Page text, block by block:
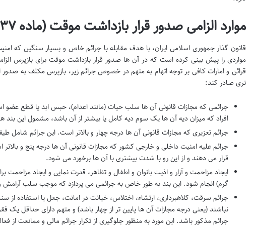
موارد الزامی صدور قرار بازداشت موقت (ماده ۲۳۷ ق.آ.د.ک)
قانون گذار جمهوری اسلامی ایران، با هدف مقابله با جرائم خاص و بسیار سنگین که
مواردی را پیش بینی کرده است که در آن ها صدور قرار بازداشت موقت برای بازپرس
قرائن و امارات کافی بر توجه اتهام به متهم در خصوص جرائم زیر، بازپرس مکلف به
تری صادر کند:
جرائمی که مجازات قانونی آن ها سلب حیات (مانند اعدام)، حبس ابد یا قطع
افراد که میزان دیه آن ها یک سوم دیه کامل یا بیشتر از آن باشد، مشمول این بند
جرائم تعزیری که مجازات قانونی آن ها درجه چهار و بالاتر است. این جرائم
جرائم علیه امنیت داخلی و خارجی کشور که مجازات قانونی آن ها درجه پنج و
قرار می دهند و از این رو با شدت بیشتری با آن ها برخورد می شود.
ایجاد مزاحمت و آزار و اذیت بانوان و اطفال و تظاهر، قدرت نمایی و ایجاد
گرم) انجام شود. این بند به طور خاص به جرائمی می پردازد که موجب سلب
جرائم سرقت، کلاهبرداری، ارتشاء، اختلاس، خیانت در امانت، جعل یا استفاده
نباشند (یعنی درجه مجازات آن ها پایین تر از چهار باشد) و متهم دارای حداقل
جرائم مذکور باشد. این مورد به منظور جلوگیری از تکرار جرائم مالی و ممانعت